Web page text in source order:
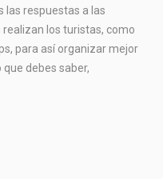
las respuestas a las
los turistas, como
para así organizar mejor
debes saber,